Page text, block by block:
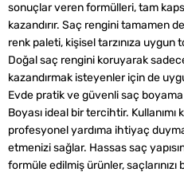
sonuçlar veren formülleri, tam
kazandırır. Saç rengini tamamen
renk paleti, kişisel tarzınıza uygun
Doğal saç rengini koruyarak
kazandırmak isteyenler için de
Evde pratik ve güvenli saç
Boyası ideal bir tercihtir.
profesyonel yardıma ihtiyaç
etmenizi sağlar. Hassas saç
formüle edilmiş ürünler,